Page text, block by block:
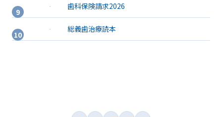
歯科保険請求2026
総義歯治療読本